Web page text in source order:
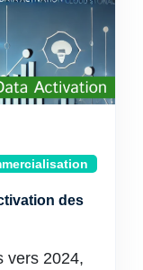
des
vers 2024,